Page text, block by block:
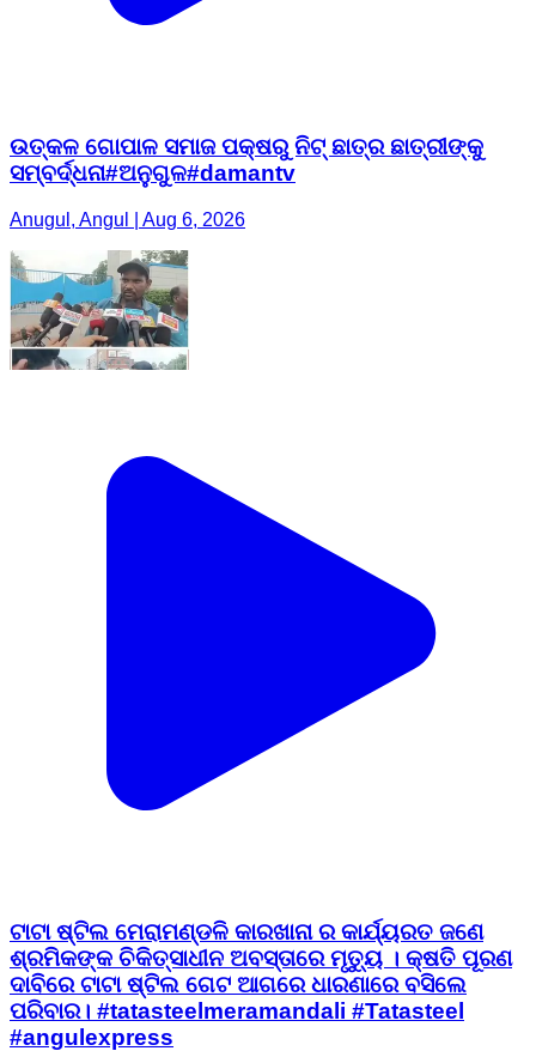
ଉତ୍କଳ ଗୋପାଳ ସମାଜ ପକ୍ଷରୁ ନିଟ୍ ଛାତ୍ର ଛାତ୍ରୀଙ୍କୁ
ସମ୍ବର୍ଦ୍ଧନା#ଅନୁଗୁଳ#damantv
Anugul, Angul | Aug 6, 2026
ଟାଟା ଷ୍ଟିଲ ମେରାମଣ୍ଡଳି କାରଖାନା ର କାର୍ଯ୍ୟରତ ଜଣେ
ଶ୍ରମିକଙ୍କ ଚିକିତ୍ସାଧୀନ ଅବସ୍ତାରେ ମୃତ୍ୟୁ । କ୍ଷତି ପୂରଣ
ଦାବିରେ ଟାଟା ଷ୍ଟିଲ ଗେଟ ଆଗରେ ଧାରଣାରେ ବସିଲେ
ପରିବାର। #tatasteelmeramandali #Tatasteel
#angulexpress